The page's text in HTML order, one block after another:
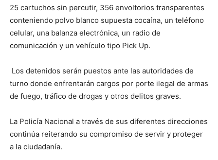
25 cartuchos sin percutir, 356 envoltorios transparentes
conteniendo polvo blanco supuesta cocaína, un teléfono
celular, una balanza electrónica, un radio de
comunicación y un vehículo tipo Pick Up.
Los detenidos serán puestos ante las autoridades de
turno donde enfrentarán cargos por porte ilegal de armas
de fuego, tráfico de drogas y otros delitos graves.
La Policía Nacional a través de sus diferentes direcciones
continúa reiterando su compromiso de servir y proteger
a la ciudadanía.